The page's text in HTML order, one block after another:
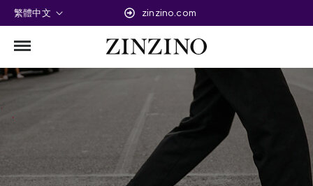
繁體中文 zinzino.com